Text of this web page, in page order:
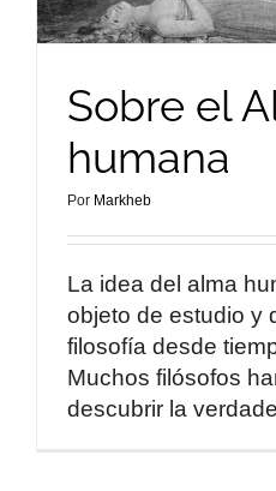
Sobre el
humana
Por Markheb
La idea del alma
objeto de estudio y
filosofía desde
Muchos filósofos
descubrir la